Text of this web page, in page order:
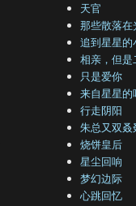
天官
那些散落
追到星星的
相亲，但
只是爱你
来自星星的
行走阴阳
朱总又双叒
烧饼皇后
星尘回响
梦幻边际
心跳回忆